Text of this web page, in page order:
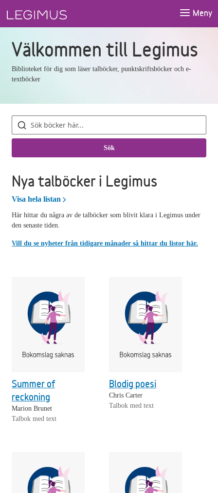
Meny
Välkommen till Legimus
Biblioteket för dig som läser talböcker, punktskriftsböcker och e-
textböcker
Sök
böcker
Sök
Nya talböcker i Legimus
Visa hela listan Nya talböcker i Legimus
Här hittar du några av de talböcker som blivit klara i Legimus under
den senaste tiden.
Vill du se nyheter från tidigare månader så hittar du listor här.
Summer of
reckoning
Marion Brunet
Talbok med text
Blodig poesi
Chris Carter
Talbok med text